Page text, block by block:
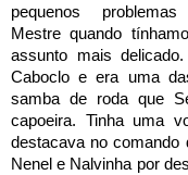
pequenos
Mestre quando
assunto mais delicado.
Caboclo e era uma
samba de roda que
capoeira. Tinha uma
destacava no comando
Nenel e Nalvinha por